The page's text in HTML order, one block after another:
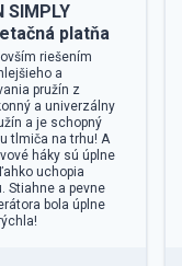
SIMPLY
platňa
riešením
a
pružín z
a univerzálny
a je schopný
tlmiča na trhu! A
háky sú úplne
uchopia
Stiahne a pevne
bola úplne